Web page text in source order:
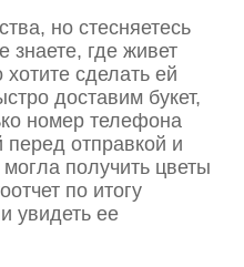
но стесняетесь
знаете, где живет
сделать ей
доставим букет,
номер телефона
отправкой и
получить цветы
по итогу
увидеть ее